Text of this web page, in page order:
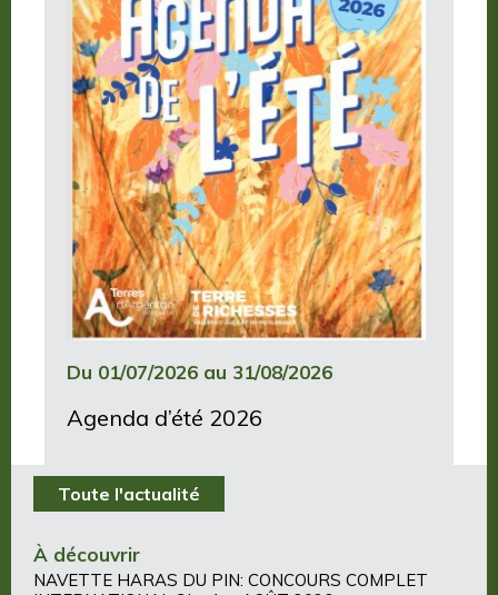
Du 01/07/2026 au 31/08/2026
Agenda d’été 2026
Toute l'actualité
À découvrir
NAVETTE HARAS DU PIN: CONCOURS COMPLET